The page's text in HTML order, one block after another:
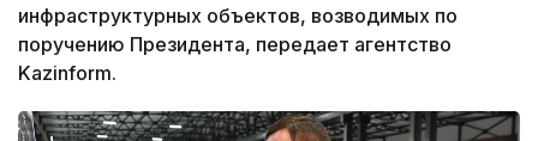
инфраструктурных объектов, возводимых по
поручению Президента, передает агентство
Kazinform.